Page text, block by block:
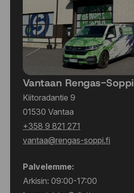
Vantaan Rengas-Soppi
Kiitoradantie 9
01530 Vantaa
+358 9 821 271
vantaa@rengas-soppi.fi
Palvelemme:
Arkisin: 09:00-17:00